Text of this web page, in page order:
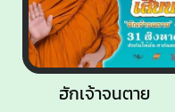
ฮักเจ้าจนตาย